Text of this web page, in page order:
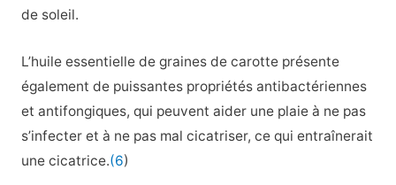
de soleil.
L’huile essentielle de graines de carotte présente
également de puissantes propriétés antibactériennes
et antifongiques, qui peuvent aider une plaie à ne pas
s’infecter et à ne pas mal cicatriser, ce qui entraînerait
une cicatrice.(6)